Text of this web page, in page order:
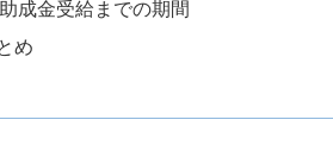
助成金受給までの期間
め